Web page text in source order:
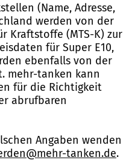
(Name, Adresse,
werden von der
Kraftstoffe (MTS-K) zur
für Super E10,
ebenfalls von der
mehr-tanken kann
für die Richtigkeit
abrufbaren
Angaben wenden
tanken.de.